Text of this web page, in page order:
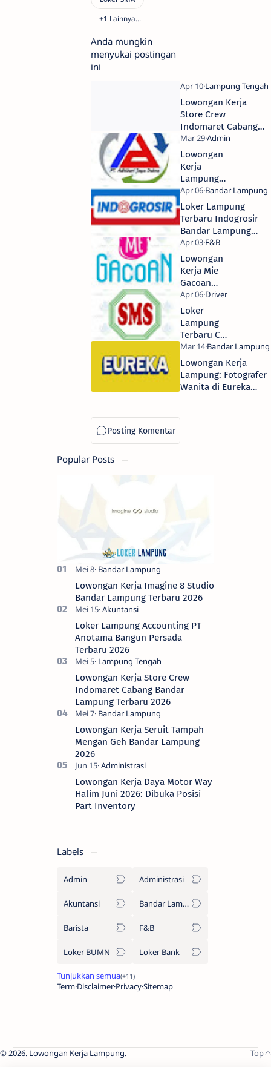
Anda mungkin
menyukai postingan
ini
Lowongan Kerja
Store Crew
Indomaret Cabang
Bandar Lampung
Terbaru 2026
Lowongan
Kerja
Lampung
Terbaru
2026: PT
Adhikari
Jaya Daksa
Rekrut
Digital,
Keuangan,
& IT
Support
Loker Lampung
Terbaru Indogrosir
Bandar Lampung
2026
Lowongan
Kerja Mie
Gacoan
Lampung
Selatan
Terbaru
2026: Crew
Outlet
Loker
Lampung
Terbaru CV
Sumber
Makmur
Sentosa
Metro
Lowongan Kerja
Lampung: Fotografer
Wanita di Eureka
Popular Posts
Lowongan Kerja Imagine 8 Studio
Bandar Lampung Terbaru 2026
Loker Lampung Accounting PT
Anotama Bangun Persada
Terbaru 2026
Lowongan Kerja Store Crew
Indomaret Cabang Bandar
Lampung Terbaru 2026
Lowongan Kerja Seruit Tampah
Mengan Geh Bandar Lampung
2026
Lowongan Kerja Daya Motor Way
Halim Juni 2026: Dibuka Posisi
Part Inventory
Labels
Admin Administrasi
Akuntansi Bandar Lampung
Barista F&B
Loker BUMN Loker Bank
Term Disclaimer PrivacySitemap
2026. Lowongan Kerja Lampung.